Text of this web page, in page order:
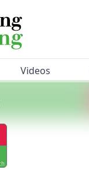
Videos